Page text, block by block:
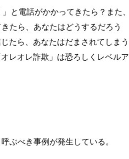
と電話がかかってきたら？また、
たら、あなたはどうするだろう
たら、あなたはだまされてしまう
レオレ詐欺」は恐ろしくレベルア
ぶべき事例が発生している。